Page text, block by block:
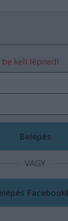
kell lépned!
VAGY